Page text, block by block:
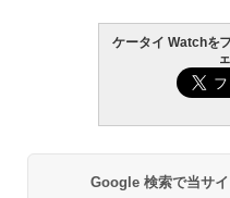
ケータイ Watchを
Google 検索で当サ